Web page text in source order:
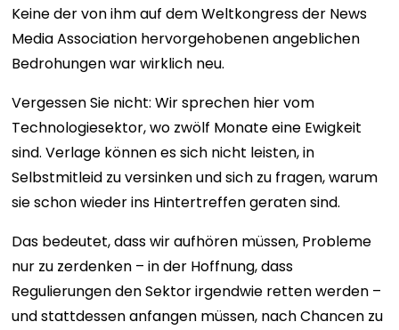
Keine der von ihm auf dem Weltkongress der News
Media Association hervorgehobenen angeblichen
Bedrohungen war wirklich neu.
Vergessen Sie nicht: Wir sprechen hier vom
Technologiesektor, wo zwölf Monate eine Ewigkeit
sind. Verlage können es sich nicht leisten, in
Selbstmitleid zu versinken und sich zu fragen, warum
sie schon wieder ins Hintertreffen geraten sind.
Das bedeutet, dass wir aufhören müssen, Probleme
nur zu zerdenken – in der Hoffnung, dass
Regulierungen den Sektor irgendwie retten werden –
und stattdessen anfangen müssen, nach Chancen zu